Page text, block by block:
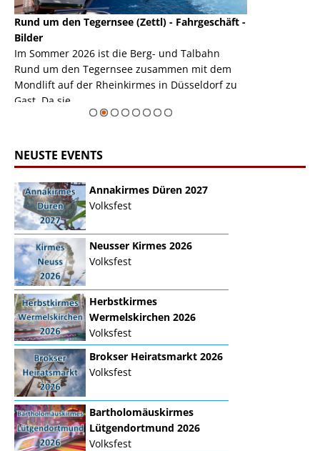
Rund um den Tegernsee (Zettl) - Fahrgeschäft -
Bilder
Im Sommer 2026 ist die Berg- und Talbahn
Rund um den Tegernsee zusammen mit dem
Mondlift auf der Rheinkirmes in Düsseldorf zu
Gast. Da sie ...
NEUSTE EVENTS
Annakirmes Düren 2027
Volksfest
Neusser Kirmes 2026
Volksfest
Herbstkirmes
Wermelskirchen 2026
Volksfest
Brokser Heiratsmarkt 2026
Volksfest
Bartholomäuskirmes
Lütgendortmund 2026
Volksfest